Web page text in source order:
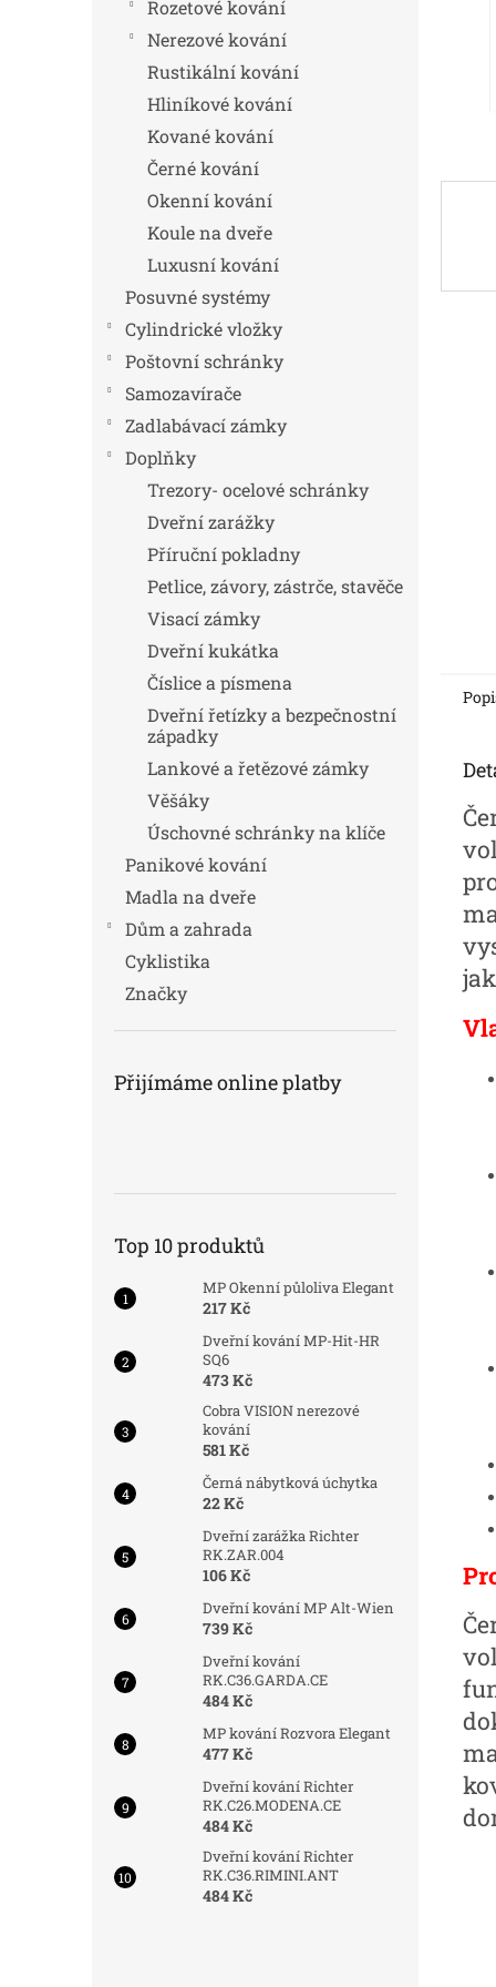
Rozetové kování
Nerezové kování
Rustikální kování
Hliníkové kování
Kované kování
Černé kování
Okenní kování
Koule na dveře
Luxusní kování
Posuvné systémy
Cylindrické vložky
Poštovní schránky
Samozavírače
Zadlabávací zámky
Doplňky
Trezory- ocelové schránky
Dveřní zarážky
Příruční pokladny
Petlice, závory, zástrče, stavěče
Visací zámky
Dveřní kukátka
Číslice a písmena
Dveřní řetízky a bezpečnostní
západky
Lankové a řetězové zámky
Věšáky
Úschovné schránky na klíče
Panikové kování
Madla na dveře
Dům a zahrada
Cyklistika
Značky
Přijímáme online platby
Top 10 produktů
MP Okenní půloliva Elegant
217 Kč
Dveřní kování MP-Hit-HR
SQ6
473 Kč
Cobra VISION nerezové
kování
581 Kč
Černá nábytková úchytka
22 Kč
Dveřní zarážka Richter
RK.ZAR.004
106 Kč
Dveřní kování MP Alt-Wien
739 Kč
Dveřní kování
RK.C36.GARDA.CE
484 Kč
MP kování Rozvora Elegant
477 Kč
Dveřní kování Richter
RK.C26.MODENA.CE
484 Kč
Dveřní kování Richter
RK.C36.RIMINI.ANT
484 Kč